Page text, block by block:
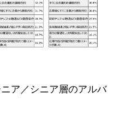
ア／シニア層のアルバ